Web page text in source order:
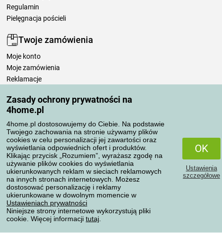
Zasady ochrony prywatności na
4home.pl
4home.pl dostosowujemy do Ciebie. Na podstawie
Twojego zachowania na stronie używamy plików
cookies w celu personalizacji jej zawartości oraz
wyświetlania odpowiednich ofert i produktów.
Klikając przycisk „Rozumiem”, wyrażasz zgodę na
używanie plików cookies do wyświetlania
ukierunkowanych reklam w sieciach reklamowych
na innych stronach internetowych. Możesz
dostosować personalizację i reklamy
ukierunkowane w dowolnym momencie w
Ustawieniach prywatności
Niniejsze strony internetowe wykorzystują pliki
cookie. Więcej informacji tutaj
OK
Ustawienia
szczegółowe
Regulamin
Pielęgnacja pościeli
Twoje zamówienia
Moje konto
Moje zamówienia
Reklamacje
Zasady przetwarzania recenzji
Sposoby transportu
Metody płatności
Niezawodny sklep